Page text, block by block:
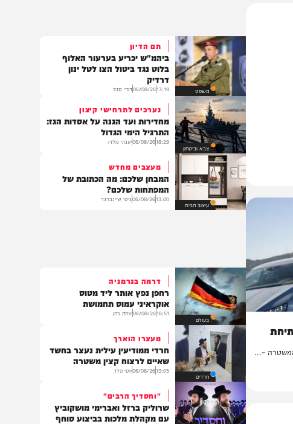
משפט
תם הדיון
ביהמ"ש יכריע בערעור האלוף
בלוט נגד ביטול הצו לטל ינון
דרדיק
13:19
06/08/26דודי סגל
צבא וביטחון
נערכים לתרחישי קיצון
מחדירות ועד הגנה על אסדות הגז:
התרגיל הימי הגדול
06/08/26יענקי גולדן
מעצבים מחדש
המבחן שלכם: מה הכתובת של
בעולם
דרמה בגרמניה
רחפן נפץ אותר ליד מטוס
אוקראיני עמוס תחמושת
16:51
06/08/26יצחק כהן
חרדים
מעצרו הוארך
חרדי ממודיעין עילית נעצר בחשד
שאיים לרצוח קצין משטרה
13:05
06/08/26יוסי פלד